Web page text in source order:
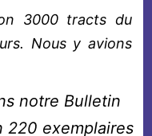
3000 tracts du
Nous y avions
notre Bulletin
220 exemplaires